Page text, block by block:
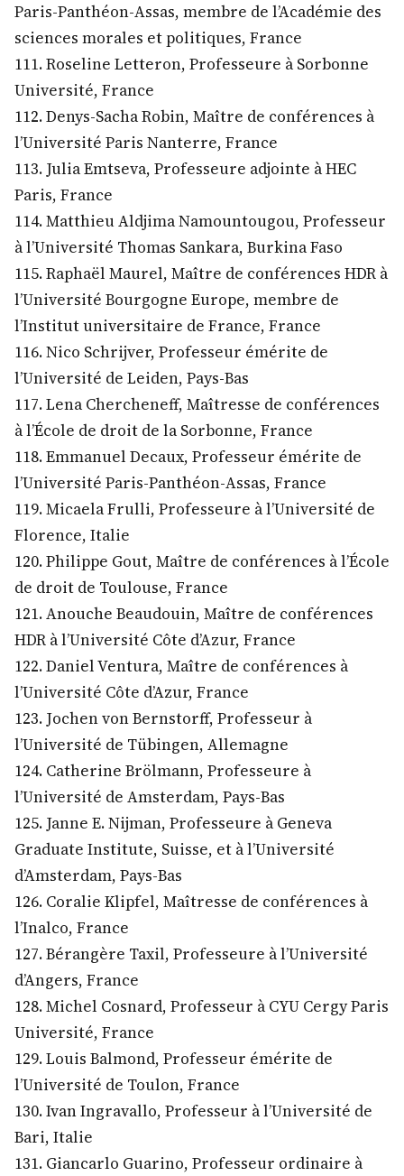
Paris-Panthéon-Assas, membre de l’Académie des
sciences morales et politiques, France
111. Roseline Letteron, Professeure à Sorbonne
Université, France
112. Denys-Sacha Robin, Maître de conférences à
l’Université Paris Nanterre, France
113. Julia Emtseva, Professeure adjointe à HEC
Paris, France
114. Matthieu Aldjima Namountougou, Professeur
à l’Université Thomas Sankara, Burkina Faso
115. Raphaël Maurel, Maître de conférences HDR à
l’Université Bourgogne Europe, membre de
l’Institut universitaire de France, France
116. Nico Schrijver, Professeur émérite de
l’Université de Leiden, Pays-Bas
117. Lena Chercheneff, Maîtresse de conférences
à l’École de droit de la Sorbonne, France
118. Emmanuel Decaux, Professeur émérite de
l’Université Paris-Panthéon-Assas, France
119. Micaela Frulli, Professeure à l’Université de
Florence, Italie
120. Philippe Gout, Maître de conférences à l’École
de droit de Toulouse, France
121. Anouche Beaudouin, Maître de conférences
HDR à l’Université Côte d’Azur, France
122. Daniel Ventura, Maître de conférences à
l’Université Côte d’Azur, France
123. Jochen von Bernstorff, Professeur à
l’Université de Tübingen, Allemagne
124. Catherine Brölmann, Professeure à
l’Université de Amsterdam, Pays-Bas
125. Janne E. Nijman, Professeure à Geneva
Graduate Institute, Suisse, et à l’Université
d’Amsterdam, Pays-Bas
126. Coralie Klipfel, Maîtresse de conférences à
l’Inalco, France
127. Bérangère Taxil, Professeure à l’Université
d’Angers, France
128. Michel Cosnard, Professeur à CYU Cergy Paris
Université, France
129. Louis Balmond, Professeur émérite de
l’Université de Toulon, France
130. Ivan Ingravallo, Professeur à l’Université de
Bari, Italie
131. Giancarlo Guarino, Professeur ordinaire à